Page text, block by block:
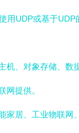
用UDP或基于
机、对象存储、数
网提供。
家居、工业物联网